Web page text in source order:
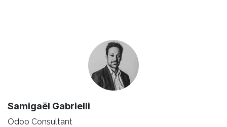
Samigaël Gabrielli
Odoo Consultant